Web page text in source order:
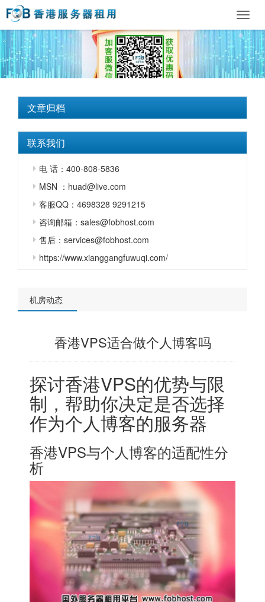
文章归档
联系我们
电 话：400-808-5836
MSN ：huad@live.com
客服QQ：4698328 9291215
咨询邮箱：sales@fobhost.com
售后：services@fobhost.com
https://www.xianggangfuwuqi.com/
机房动态
香港VPS适合做个人博客吗
探讨香港VPS的优势与限
制，帮助你决定是否选择
作为个人博客的服务器
香港VPS与个人博客的适配性分
析